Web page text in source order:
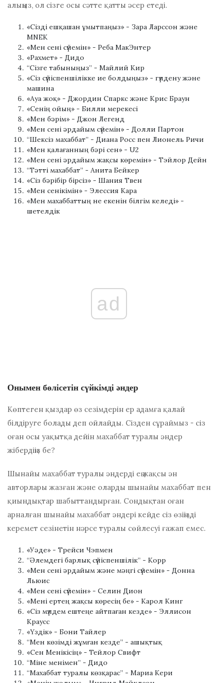
алыңыз, ол сізге осы сәтте қатты әсер етеді.
«Сізді ешқашан ұмытпаңыз» - Зара Ларссон және
MNEK
«Мен сені сүйемін» - Реба МакЭнтер
«Рахмет» - Дидо
“Сізге табыныңыз” - Майлий Кир
«Сіз сүйіспеншілікке ие болдыңыз» - гүлдену және
машина
«Ауа жоқ» - Джордин Спаркс және Крис Браун
«Сенің ойың» - Билли мерекесі
«Мен бәрім» - Джон Легенд
«Мен сені әрдайым сүйемін» - Долли Партон
“Шексіз махаббат” - Диана Росс пен Лионель Ричи
«Мен қалағанның бәрі сен» - U2
«Мен сені әрдайым жақсы көремін» - Тэйлор Дейн
“Тәтті махаббат” - Анита Бейкер
«Сіз бәрібір бірсіз» - Шания Твен
«Мен сенікімін» - Элессия Кара
«Мен махаббаттың не екенін білгім келеді» -
шетелдік
ad
Онымен бөлісетін сүйкімді әндер
Көптеген қыздар өз сезімдерін ер адамға қалай
білдіруге болады деп ойлайды. Сізден сұраймыз - сіз
оған осы уақытқа дейін махаббат туралы әндер
жібердіңіз бе?
Шынайы махаббат туралы әндерді ең жақсы ән
авторлары жазған және оларды шынайы махаббат пен
қиындықтар шабыттандырған. Сондықтан оған
арналған шынайы махаббат әндері кейде сіз өзіңізді
керемет сезінетін нәрсе туралы сөйлесуі ғажап емес.
«Уәде» - Трейси Чэпмен
“Әлемдегі барлық сүйіспеншілік” - Корр
«Мен сені әрдайым және мәңгі сүйемін» - Донна
Льюис
«Мен сені сүйемін» - Селин Дион
«Мені ертең жақсы көресің бе» - Карол Кинг
«Сіз мүлдем ештеңе айтпаған кезде» - Эллисон
Краусс
«Үздік» - Бони Тайлер
“Мен көзімді жұмған кезде” - ашықтық
«Сен Менікісің» - Тейлор Свифт
“Міне менімен” - Дидо
“Махаббат туралы көзқарас” - Мариа Кери